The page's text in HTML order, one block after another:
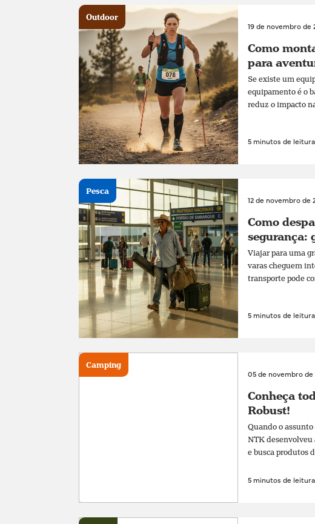
19 de novembro de
Como
para
Se existe um
equipamento é o
reduz o impacto
5 minutos de leitura
Outdoor
12 de novembro de
Como
segurança:
Viajar para uma
varas cheguem
transporte pode
5 minutos de leitura
Pesca
05 de novembro de
Conheça
Robust!
Quando o
NTK desenvolveu
e busca produtos
5 minutos de leitura
Camping